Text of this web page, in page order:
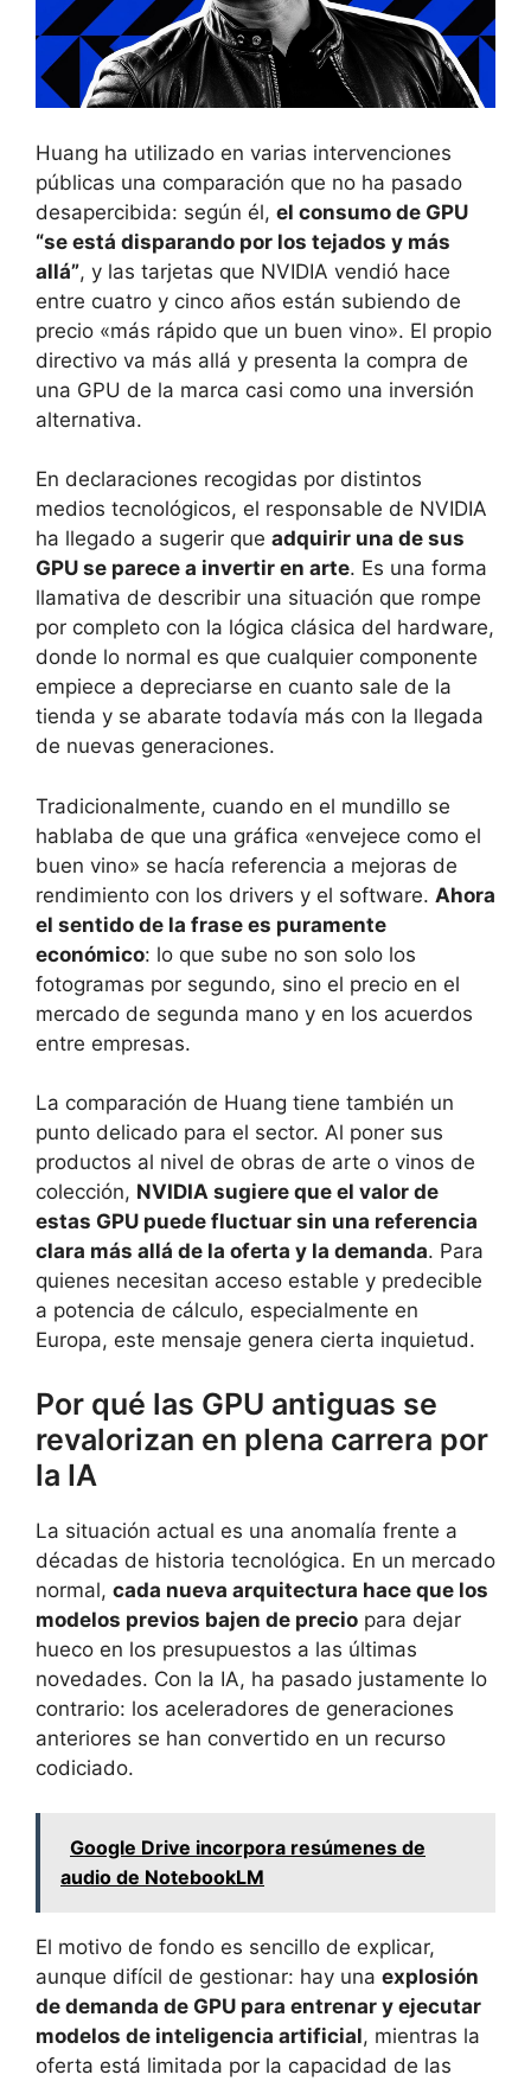
Huang ha utilizado en varias intervenciones
públicas una comparación que no ha pasado
desapercibida: según él, el consumo de GPU
“se está disparando por los tejados y más
allá”, y las tarjetas que NVIDIA vendió hace
entre cuatro y cinco años están subiendo de
precio «más rápido que un buen vino». El propio
directivo va más allá y presenta la compra de
una GPU de la marca casi como una inversión
alternativa.
En declaraciones recogidas por distintos
medios tecnológicos, el responsable de NVIDIA
ha llegado a sugerir que adquirir una de sus
GPU se parece a invertir en arte. Es una forma
llamativa de describir una situación que rompe
por completo con la lógica clásica del hardware,
donde lo normal es que cualquier componente
empiece a depreciarse en cuanto sale de la
tienda y se abarate todavía más con la llegada
de nuevas generaciones.
Tradicionalmente, cuando en el mundillo se
hablaba de que una gráfica «envejece como el
buen vino» se hacía referencia a mejoras de
rendimiento con los drivers y el software. Ahora
el sentido de la frase es puramente
económico: lo que sube no son solo los
fotogramas por segundo, sino el precio en el
mercado de segunda mano y en los acuerdos
entre empresas.
La comparación de Huang tiene también un
punto delicado para el sector. Al poner sus
productos al nivel de obras de arte o vinos de
colección, NVIDIA sugiere que el valor de
estas GPU puede fluctuar sin una referencia
clara más allá de la oferta y la demanda. Para
quienes necesitan acceso estable y predecible
a potencia de cálculo, especialmente en
Europa, este mensaje genera cierta inquietud.
Por qué las GPU antiguas se
revalorizan en plena carrera por
la IA
La situación actual es una anomalía frente a
décadas de historia tecnológica. En un mercado
normal, cada nueva arquitectura hace que los
modelos previos bajen de precio para dejar
hueco en los presupuestos a las últimas
novedades. Con la IA, ha pasado justamente lo
contrario: los aceleradores de generaciones
anteriores se han convertido en un recurso
codiciado.
Google Drive incorpora resúmenes de
audio de NotebookLM
El motivo de fondo es sencillo de explicar,
aunque difícil de gestionar: hay una explosión
de demanda de GPU para entrenar y ejecutar
modelos de inteligencia artificial, mientras la
oferta está limitada por la capacidad de las